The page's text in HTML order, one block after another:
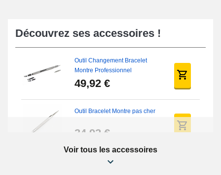
Découvrez ses accessoires !
Outil Changement Bracelet
Montre Professionnel
49,92 €
Outil Bracelet Montre pas cher
34,92 €
Kit Réparation Montre Débutant
Voir tous les accessoires